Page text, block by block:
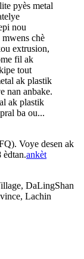
pyès metal
nou
mwens chè
extrusion,
fil ak
tout
ak plastik
nan anbake.
ak plastik
ba ou...
Voye desen ak
èdtan.ankèt
DaLingShan
Lachin